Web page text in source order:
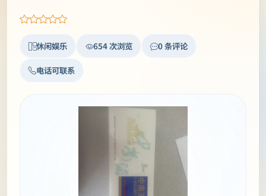
休闲娱乐 654 次浏览 0 条评论
电话可联系